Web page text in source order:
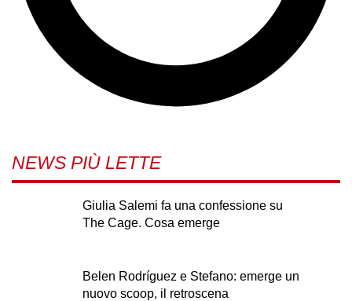
NEWS PIÙ LETTE
Giulia Salemi fa una confessione su
The Cage. Cosa emerge
Belen Rodríguez e Stefano: emerge un
nuovo scoop, il retroscena